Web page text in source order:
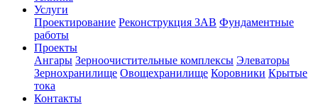
Услуги
Проектирование Реконструкция ЗАВ Фундаментные
работы
Проекты
Ангары Зерноочистительные комплексы Элеваторы
Зернохранилище Овощехранилищe Коровники Крытые
тока
Контакты